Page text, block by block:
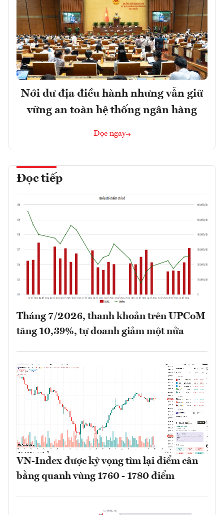
Nới dư địa điều hành nhưng vẫn giữ
vững an toàn hệ thống ngân hàng
Đọc ngay
Đọc tiếp
Tháng 7/2026, thanh khoản trên UPCoM
tăng 10,39%, tự doanh giảm một nửa
VN-Index được kỳ vọng tìm lại điểm cân
bằng quanh vùng 1760 - 1780 điểm